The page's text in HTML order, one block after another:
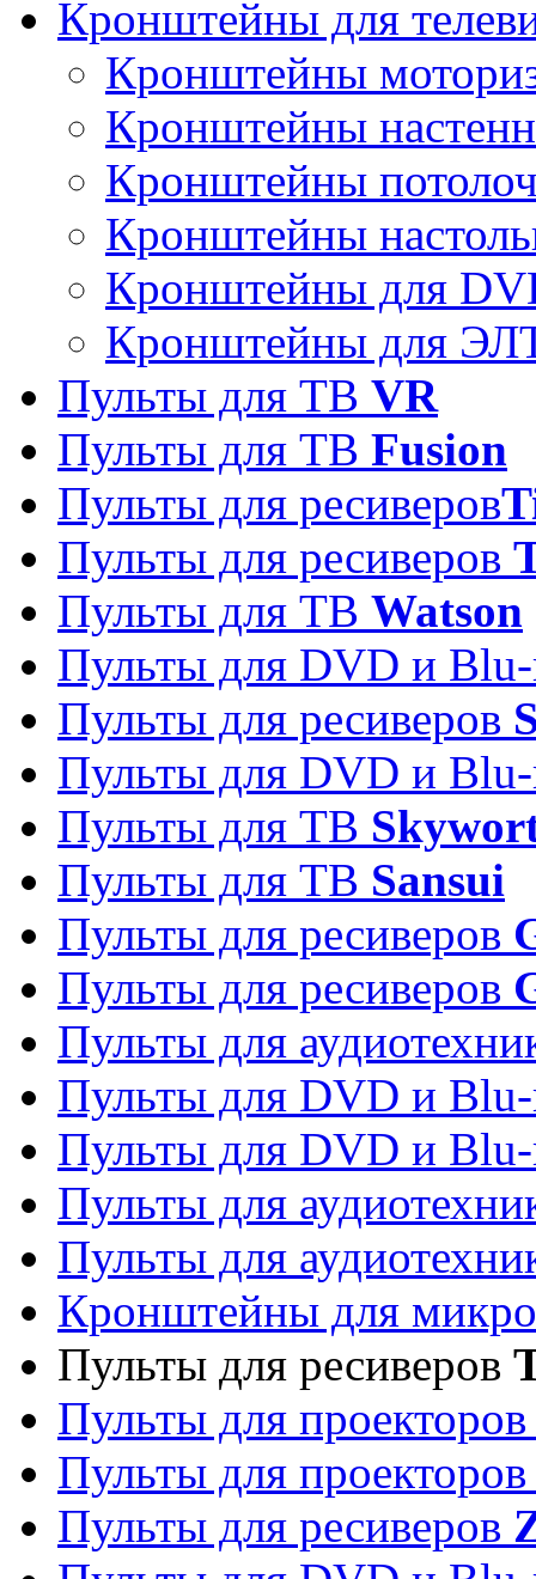
Кронштейны для
Кронштейны
Кронштейны
Кронштейны
Кронштейны
Кронштейны для
Кронштейны для
Пульты для ТВ VR
Пульты для ТВ Fusion
Пульты для ресиверов
Пульты для ресиверов
Пульты для ТВ Watson
Пульты для DVD и
Пульты для ресиверов
Пульты для DVD и
Пульты для ТВ
Пульты для ТВ Sansui
Пульты для ресиверов
Пульты для ресиверов
Пульты для
Пульты для DVD и
Пульты для DVD и
Пульты для
Пульты для
Кронштейны для
Пульты для ресиверов
Пульты для
Пульты для
Пульты для ресиверов